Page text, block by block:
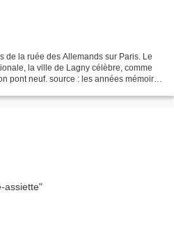
de la ruée des Allemands sur Paris. Le
la ville de Lagny célèbre, comme
pont neuf. source : les années mémoire